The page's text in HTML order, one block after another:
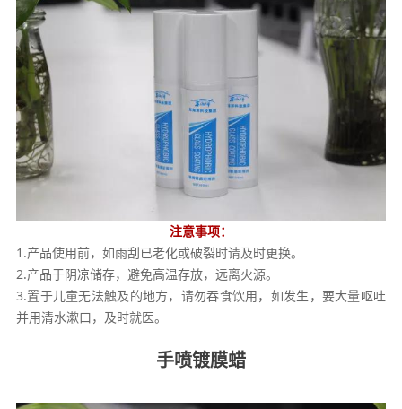
注意事项：
1.产品使用前，如雨刮已老化或破裂时请及时更换。
2.产品于阴凉储存，避免高温存放，远离火源。
3.置于儿童无法触及的地方，请勿吞食饮用，如发生，要大量呕吐
并用清水漱口，及时就医。
手喷镀膜蜡